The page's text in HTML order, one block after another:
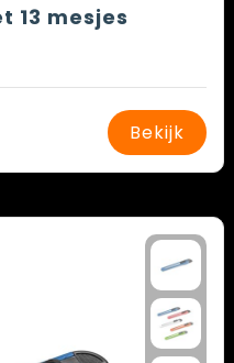
13 mesjes
Bekijk